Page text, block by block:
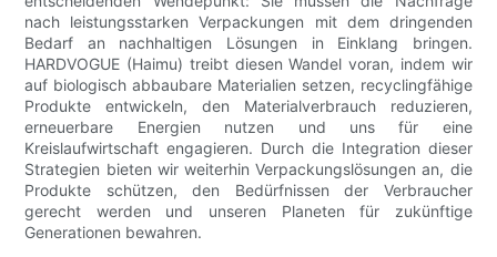
nach leistungsstarken Verpackungen mit dem dringenden
Bedarf an nachhaltigen Lösungen in Einklang bringen.
HARDVOGUE (Haimu) treibt diesen Wandel voran, indem wir
auf biologisch abbaubare Materialien setzen, recyclingfähige
Produkte entwickeln, den Materialverbrauch reduzieren,
erneuerbare Energien nutzen und uns für eine
Kreislaufwirtschaft engagieren. Durch die Integration dieser
Strategien bieten wir weiterhin Verpackungslösungen an, die
Produkte schützen, den Bedürfnissen der Verbraucher
gerecht werden und unseren Planeten für zukünftige
Generationen bewahren.